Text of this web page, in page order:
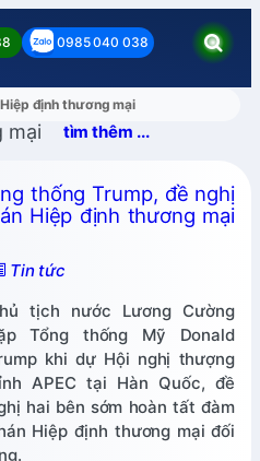
0985 040 038
định thương mại
mại tìm thêm ...
thống Trump, đề nghị
Hiệp định thương mại
Tin tức
tịch nước Lương Cường
Tổng thống Mỹ Donald
khi dự Hội nghị thượng
APEC tại Hàn Quốc, đề
hai bên sớm hoàn tất đàm
Hiệp định thương mại đối